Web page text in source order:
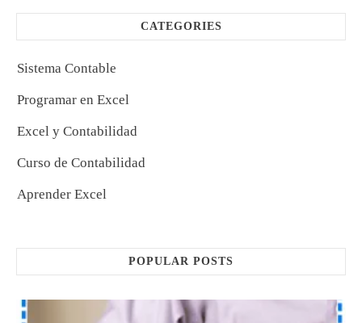
CATEGORIES
Sistema Contable
Programar en Excel
Excel y Contabilidad
Curso de Contabilidad
Aprender Excel
POPULAR POSTS